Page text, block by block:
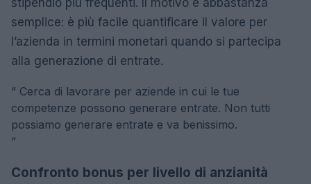
semplice: è più facile quantificare il valore per
l’azienda in termini monetari quando si partecipa
alla generazione di entrate.
“ Cerca di lavorare per aziende in cui le tue
competenze possono generare entrate. Non tutti
possiamo generare entrate e va benissimo.
“
Confronto bonus per livello di anzianità